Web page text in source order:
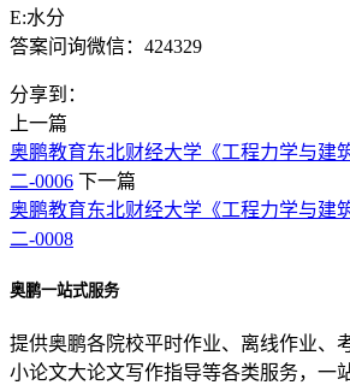
E:水分
答案问询微信：424329
分享到：
上一篇
奥鹏教育东北财经大学《工程力学与建
二-0006 下一篇
奥鹏教育东北财经大学《工程力学与建
二-0008
奥鹏一站式服务
提供奥鹏各院校平时作业、离线作业、
小论文大论文写作指导等各类服务，一